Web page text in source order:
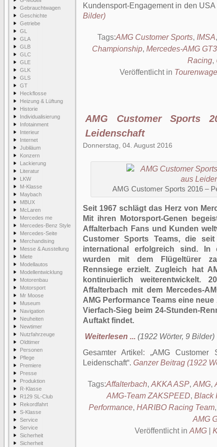
Gebrauchtwagen
Geschichte
Getriebe
GL
GLA
GLB
GLC
GLE
GLK
GLS
GT
Heckflosse
Heizung & Lüftung
Historie
Individualisierung
Infotainment
Interieur
Internet
Jubiläum
Konzern
Lackierung
Literatur
LKW
M-Klasse
Maybach
MBUX
McLaren
Mercedes me
Mercedes-Benz Style
Mercedes-Seite
Merchandising
Messe & Ausstellung
Miete
Modellautos
Modellentwicklung
Motorenbau
Motorsport
Mr Moose
Museum
Navigation
Neuheiten
Newtimer
Nutzfahrzeuge
Oldtimer
Personen
Pflege
Premiere
Presse
Produktion
R-Klasse
R129 SL-Club
Rekordfahrt
S-Klasse
Service
Service
Sicherheit
Sicherheit
Kundensport-Engagement in den USA
Bilder)
Tags:AMG Customer Sports, IMSA
Championship, Mercedes-AMG GT3
Racing,
Veröffentlicht in
AMG Customer Sports
Leidenschaft
Donnerstag, 04. August 2016
AMG Customer Sports 2016 –
Seit 1967 schlägt das Herz von
Mit ihren Motorsport-Genen
Affalterbach Fans und Kunden
Customer Sports Teams, die
international erfolgreich sind. In
wurden mit dem Flügeltürer
Rennsiege erzielt. Zugleich hat
kontinuierlich weiterentwickelt.
Affalterbach mit dem Mercedes-
AMG Performance Teams eine
Vierfach-Sieg beim 24-Stunden-
Auftakt findet.
Weiterlesen ... (1922 Wörter, 9 Bilder)
Gesamter Artikel: AMG Customer
Leidenschaft . Ganzer Beitrag (1922
Tags:Affalterbach, AKKA ASP, AMG,
AMG-Team ZAKSPEED, Black
Performance, HARIBO Racing Team
AMG
Veröffentlicht in AMG|